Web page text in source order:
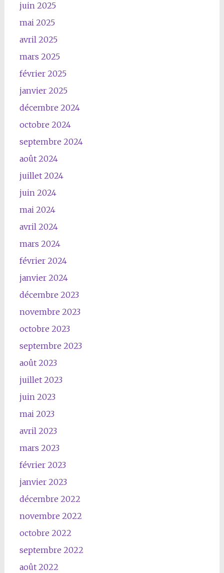
juin 2025
mai 2025
avril 2025
mars 2025
février 2025
janvier 2025
décembre 2024
octobre 2024
septembre 2024
août 2024
juillet 2024
juin 2024
mai 2024
avril 2024
mars 2024
février 2024
janvier 2024
décembre 2023
novembre 2023
octobre 2023
septembre 2023
août 2023
juillet 2023
juin 2023
mai 2023
avril 2023
mars 2023
février 2023
janvier 2023
décembre 2022
novembre 2022
octobre 2022
septembre 2022
août 2022